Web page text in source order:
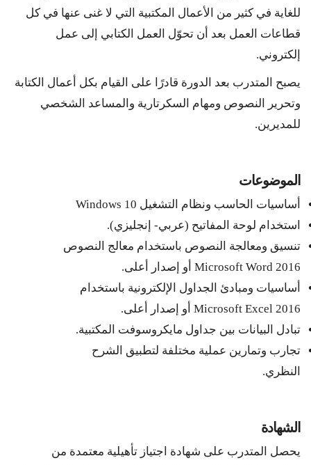
للغاية في كثير من الأعمال المكتبية التي لا غنى عنها في كل
قطاعات العمل بعد أن تحوّل العمل الكتابي إلى عمل
إلكتروني.
يصبح المتدرب بعد الدورة قادرًا على القيام بكل أعمال الكتابة
وتحرير النصوص ومهام السكرتارية والمساعد الشخصي
للمديرين.
الموضوعات
أساسيات الحاسب ونظام التشغيل Windows 10
استخدام لوحة المفاتيح (عربي- إنجليزي).
تنسيق ومعالجة النصوص باستخدام معالج النصوص
Microsoft Word 2016 أو إصدار أعلى.
أساسيات ومبادئ الجداول الإلكترونية باستخدام
Microsoft Excel 2016 أو إصدار أعلى.
تبادل البيانات بين جداول مايكروسوفت المكتبية.
تجارب وتمارين عملية مختلفة لتطبيق الشرح
النظري.
الشهادة
يحصل المتدرب على شهادة اجتياز تأهيلية معتمدة من